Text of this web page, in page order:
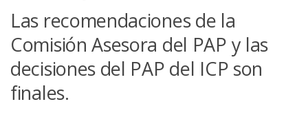
Las recomendaciones de la
Comisión Asesora del PAP y las
decisiones del PAP del ICP son
finales.